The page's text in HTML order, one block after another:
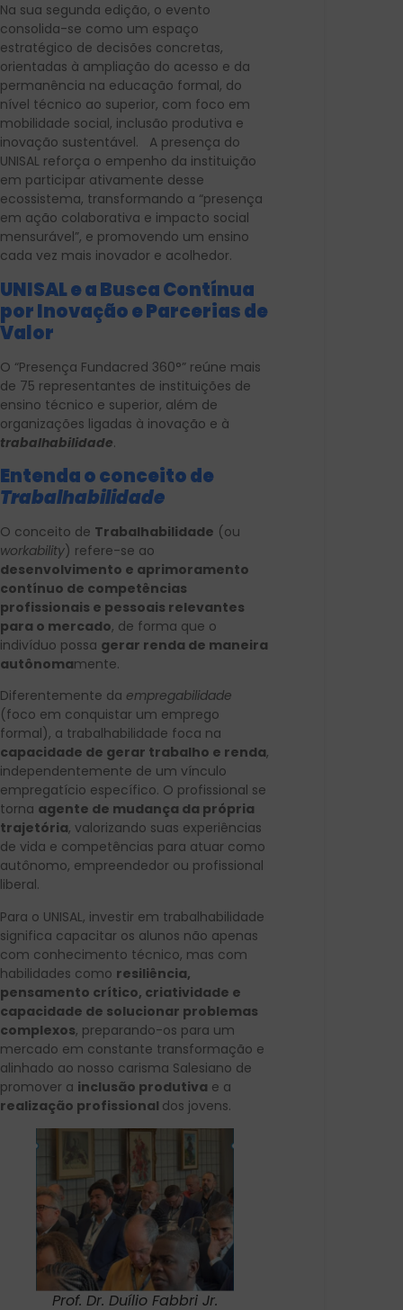
Na sua segunda edição, o evento
consolida-se como um espaço
estratégico de decisões concretas,
orientadas à ampliação do acesso e da
permanência na educação formal, do
nível técnico ao superior, com foco em
mobilidade social, inclusão produtiva e
inovação sustentável. A presença do
UNISAL reforça o empenho da instituição
em participar ativamente desse
ecossistema, transformando a “presença
em ação colaborativa e impacto social
mensurável”, e promovendo um ensino
cada vez mais inovador e acolhedor.
UNISAL e a Busca Contínua
por Inovação e Parcerias de
Valor
O “Presença Fundacred 360°” reúne mais
de 75 representantes de instituições de
ensino técnico e superior, além de
organizações ligadas à inovação e à
trabalhabilidade.
Entenda o conceito de
Trabalhabilidade
O conceito de Trabalhabilidade (ou
workability) refere-se ao
desenvolvimento e aprimoramento
contínuo de competências
profissionais e pessoais relevantes
para o mercado, de forma que o
indivíduo possa gerar renda de maneira
autônomamente.
Diferentemente da empregabilidade
(foco em conquistar um emprego
formal), a trabalhabilidade foca na
capacidade de gerar trabalho e renda,
independentemente de um vínculo
empregatício específico. O profissional se
torna agente de mudança da própria
trajetória, valorizando suas experiências
de vida e competências para atuar como
autônomo, empreendedor ou profissional
liberal.
Para o UNISAL, investir em trabalhabilidade
significa capacitar os alunos não apenas
com conhecimento técnico, mas com
habilidades como resiliência,
pensamento crítico, criatividade e
capacidade de solucionar problemas
complexos, preparando-os para um
mercado em constante transformação e
alinhado ao nosso carisma Salesiano de
promover a inclusão produtiva e a
realização profissional dos jovens.
Prof. Dr. Duílio Fabbri Jr.